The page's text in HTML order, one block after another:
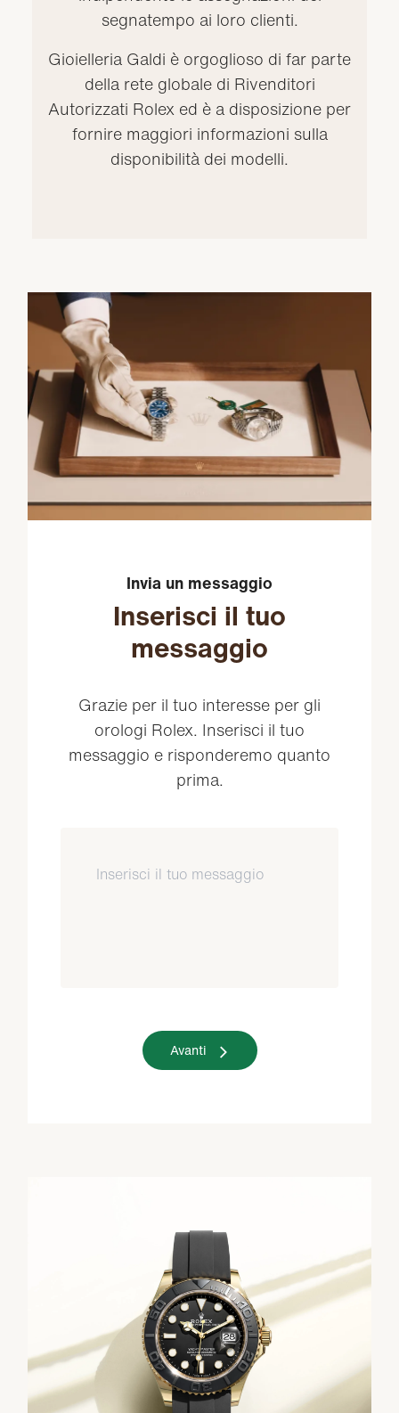
segnatempo ai loro clienti.
Gioielleria Galdi è orgoglioso di far parte
della rete globale di Rivenditori
Autorizzati Rolex ed è a disposizione per
fornire maggiori informazioni sulla
disponibilità dei modelli.
Invia un messaggio
Inserisci il tuo
messaggio
Grazie per il tuo interesse per gli
orologi Rolex. Inserisci il tuo
messaggio e risponderemo quanto
prima.
Avanti